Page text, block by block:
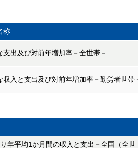
称
支出及び対前年増加率－全世帯－
収入と支出及び対前年増加率－勤労者世帯
年平均1か月間の収入と支出－全国（全世